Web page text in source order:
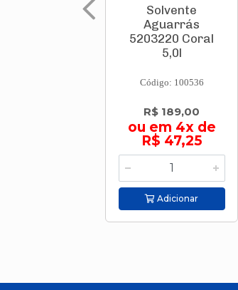
Solvente
Aguarrás
5203220 Coral
5,0l
Código: 100536
R$ 189,00
ou em 4x de
R$ 47,25
Adicionar